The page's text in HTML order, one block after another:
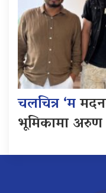
चलचित्र ‘म
भूमिकामा अरुण